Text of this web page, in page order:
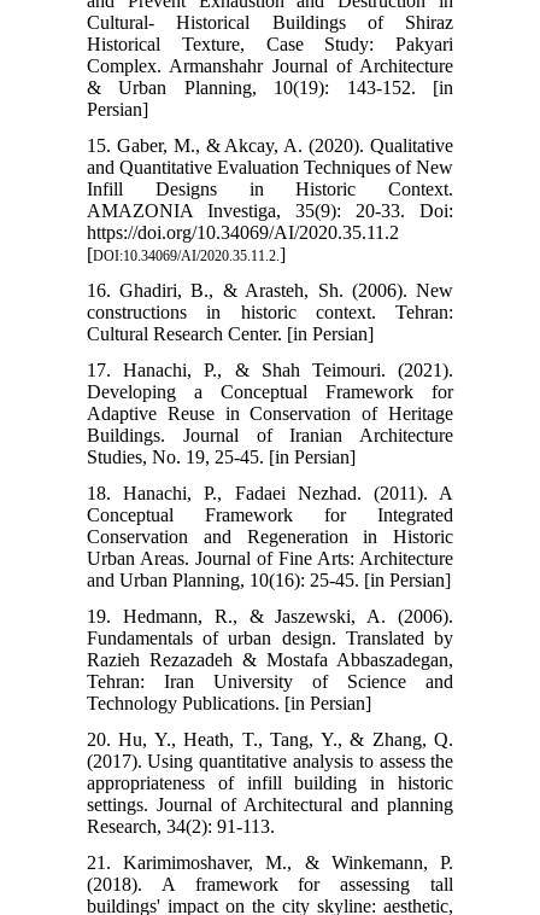
Cultural- Historical Buildings of Shiraz
Historical Texture, Case Study: Pakyari
Complex. Armanshahr Journal of Architecture
& Urban Planning, 10(19): 143-152. [in
Persian]
15. Gaber, M., & Akcay, A. (2020). Qualitative
and Quantitative Evaluation Techniques of New
Infill Designs in Historic Context.
AMAZONIA Investiga, 35(9): 20-33. Doi:
https://doi.org/10.34069/AI/2020.35.11.2
[DOI:10.34069/AI/2020.35.11.2. ]
16. Ghadiri, B., & Arasteh, Sh. (2006). New
constructions in historic context. Tehran:
Cultural Research Center. [in Persian]
17. Hanachi, P., & Shah Teimouri. (2021).
Developing a Conceptual Framework for
Adaptive Reuse in Conservation of Heritage
Buildings. Journal of Iranian Architecture
Studies, No. 19, 25-45. [in Persian]
18. Hanachi, P., Fadaei Nezhad. (2011). A
Conceptual Framework for Integrated
Conservation and Regeneration in Historic
Urban Areas. Journal of Fine Arts: Architecture
and Urban Planning, 10(16): 25-45. [in Persian]
19. Hedmann, R., & Jaszewski, A. (2006).
Fundamentals of urban design. Translated by
Razieh Rezazadeh & Mostafa Abbaszadegan,
Tehran: Iran University of Science and
Technology Publications. [in Persian]
20. Hu, Y., Heath, T., Tang, Y., & Zhang, Q.
(2017). Using quantitative analysis to assess the
appropriateness of infill building in historic
settings. Journal of Architectural and planning
Research, 34(2): 91-113.
21. Karimimoshaver, M., & Winkemann, P.
(2018). A framework for assessing tall
buildings' impact on the city skyline: aesthetic,